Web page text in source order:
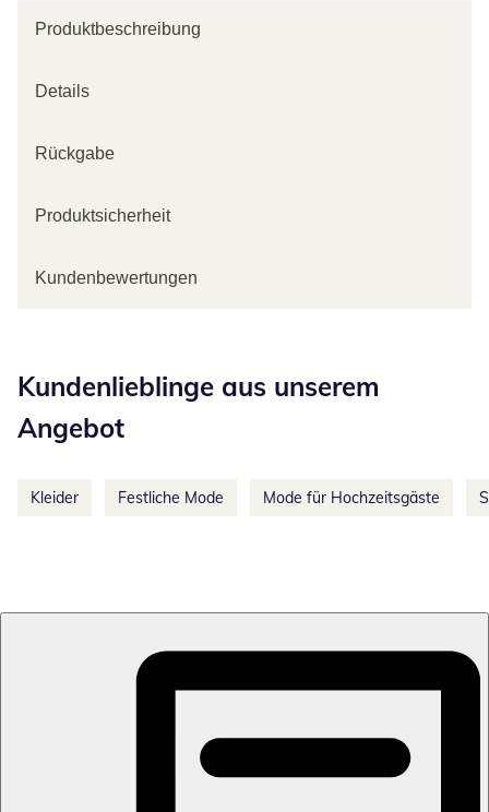
Produktbeschreibung
Details
Rückgabe
Produktsicherheit
Kundenbewertungen
Kundenlieblinge aus unserem
Angebot
Kleider Festliche Mode Mode für Hochzeitsgäste